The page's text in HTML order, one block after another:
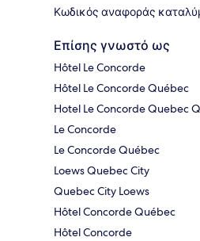
Κωδικός αναφοράς
Επίσης γνωστό ως
Hôtel Le Concorde
Hôtel Le Concorde Québec
Hotel Le Concorde Quebec
Le Concorde
Le Concorde Québec
Loews Quebec City
Quebec City Loews
Hôtel Concorde Québec
Hôtel Concorde